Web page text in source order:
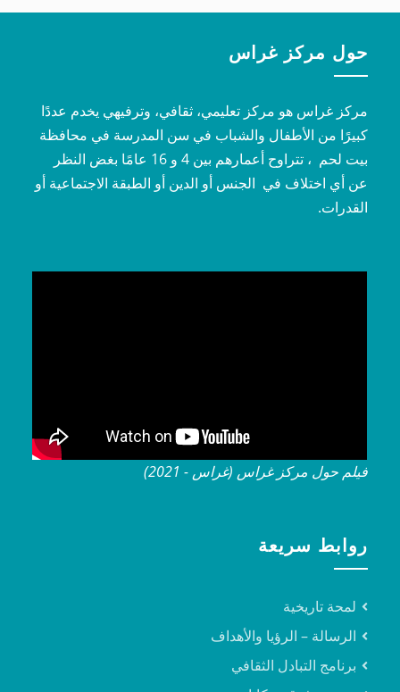
حول مركز غراس
مركز غراس هو مركز تعليمي، ثقافي، وترفيهي يخدم عددًا
كبيرًا من الأطفال والشباب في سن المدرسة في محافظة
بيت لحم ، تتراوح أعمارهم بين 4 و 16 عامًا بغض النظر
عن أي اختلاف في الجنس أو الدين أو الطبقة الاجتماعية أو
القدرات.
فيلم حول مركز غراس (غراس - 2021)
روابط سريعة
لمحة تاريخية
الرسالة – الرؤيا والأهداف
برنامج التبادل الثقافي